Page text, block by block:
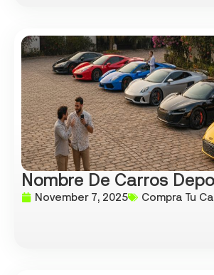
Nombre De Carros
November 7, 2025 Compra Tu